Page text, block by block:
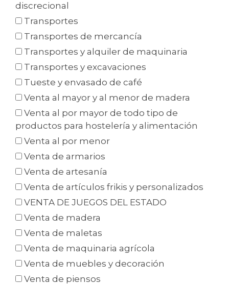
discrecional
Transportes
Transportes de mercancía
Transportes y alquiler de maquinaria
Transportes y excavaciones
Tueste y envasado de café
Venta al mayor y al menor de madera
Venta al por mayor de todo tipo de
productos para hostelería y alimentación
Venta al por menor
Venta de armarios
Venta de artesanía
Venta de artículos frikis y personalizados
VENTA DE JUEGOS DEL ESTADO
Venta de madera
Venta de maletas
Venta de maquinaria agrícola
Venta de muebles y decoración
Venta de piensos